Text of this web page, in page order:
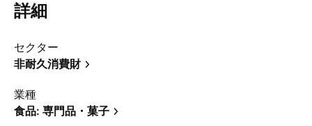
詳細
セクター
非耐久消費財
業種
食品: 専門品・菓子